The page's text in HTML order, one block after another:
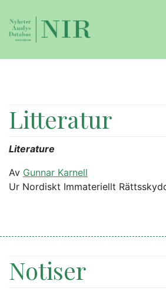
Litteratur
Literature
Av Gunnar Karnell
Ur Nordiskt Immateriellt
Notiser